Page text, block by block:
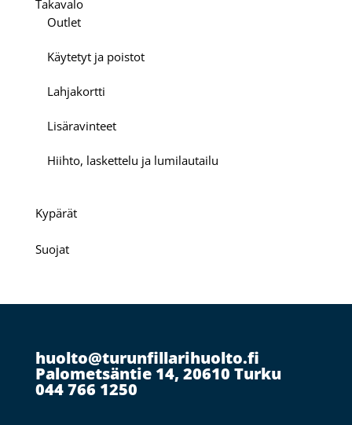
Takavalo
Outlet
Käytetyt ja poistot
Lahjakortti
Lisäravinteet
Hiihto, laskettelu ja lumilautailu
Kypärät
Suojat
huolto@turunfillarihuolto.fi
Palometsäntie 14, 20610 Turku
044 766 1250